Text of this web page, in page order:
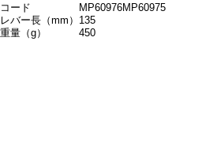
コード
MP60976MP60975
レバー長（mm） 135
重量（g）
450